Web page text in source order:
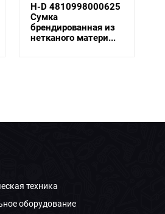
WORTEX 2323094
Сумка-органайзер
WB 1250 ...
техника
оборудование